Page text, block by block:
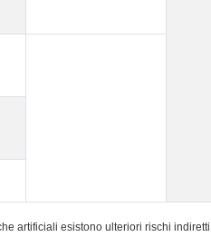
artificiali esistono ulteriori rischi